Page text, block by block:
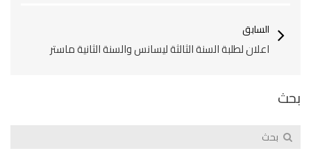
السابق
اعلان لطلبة السنة الثالثة ليسانس والسنة الثانية ماستر
بحث